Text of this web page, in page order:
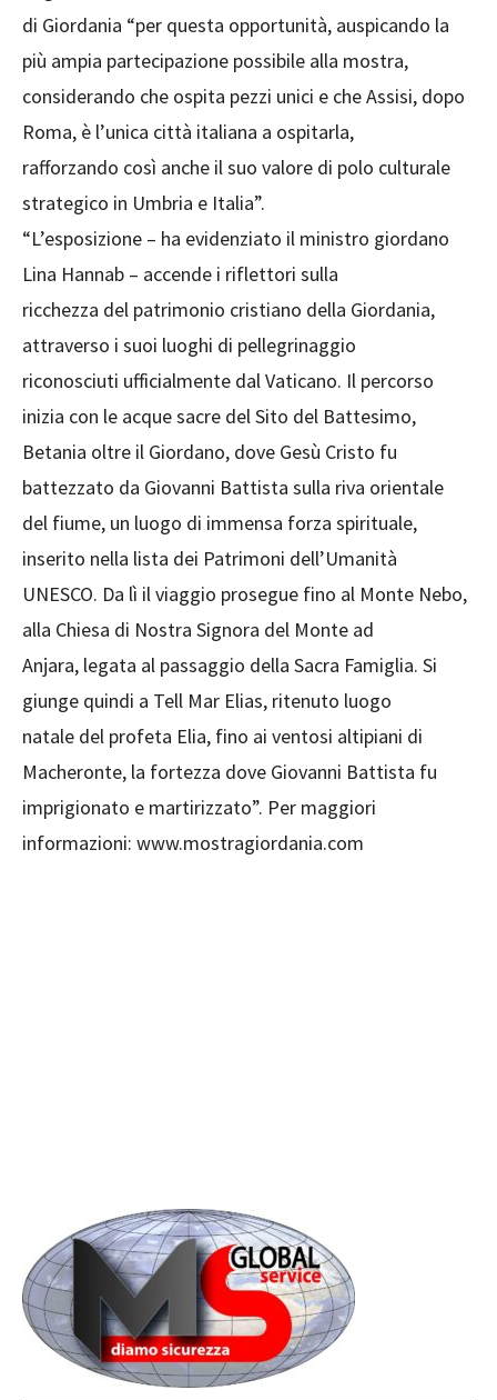
di Giordania “per questa opportunità, auspicando la
più ampia partecipazione possibile alla mostra,
considerando che ospita pezzi unici e che Assisi, dopo
Roma, è l’unica città italiana a ospitarla,
rafforzando così anche il suo valore di polo culturale
strategico in Umbria e Italia”.
“L’esposizione – ha evidenziato il ministro giordano
Lina Hannab – accende i riflettori sulla
ricchezza del patrimonio cristiano della Giordania,
attraverso i suoi luoghi di pellegrinaggio
riconosciuti ufficialmente dal Vaticano. Il percorso
inizia con le acque sacre del Sito del Battesimo,
Betania oltre il Giordano, dove Gesù Cristo fu
battezzato da Giovanni Battista sulla riva orientale
del fiume, un luogo di immensa forza spirituale,
inserito nella lista dei Patrimoni dell’Umanità
UNESCO. Da lì il viaggio prosegue fino al Monte Nebo,
alla Chiesa di Nostra Signora del Monte ad
Anjara, legata al passaggio della Sacra Famiglia. Si
giunge quindi a Tell Mar Elias, ritenuto luogo
natale del profeta Elia, fino ai ventosi altipiani di
Macheronte, la fortezza dove Giovanni Battista fu
imprigionato e martirizzato”. Per maggiori
informazioni: www.mostragiordania.com